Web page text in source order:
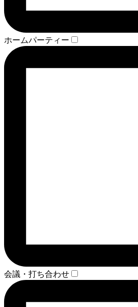
ホームパーティー
会議・打ち合わせ